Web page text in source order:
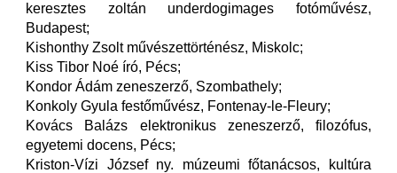
keresztes zoltán underdogimages fotóművész,
Budapest;
Kishonthy Zsolt művészettörténész, Miskolc;
Kiss Tibor Noé író, Pécs;
Kondor Ádám zeneszerző, Szombathely;
Konkoly Gyula festőművész, Fontenay-le-Fleury;
Kovács Balázs elektronikus zeneszerző, filozófus,
egyetemi docens, Pécs;
Kriston-Vízi József ny. múzeumi főtanácsos, kultúra